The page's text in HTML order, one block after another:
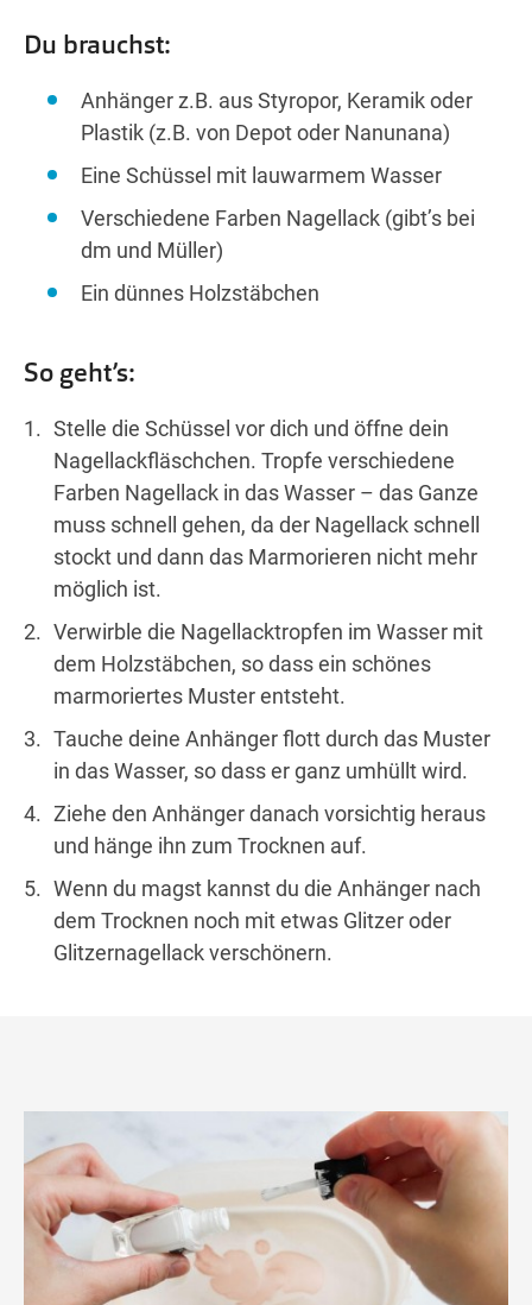
Du brauchst:
Anhänger z.B. aus Styropor, Keramik oder
Plastik (z.B. von Depot oder Nanunana)
Eine Schüssel mit lauwarmem Wasser
Verschiedene Farben Nagellack (gibt’s bei
dm und Müller)
Ein dünnes Holzstäbchen
So geht’s:
Stelle die Schüssel vor dich und öffne dein
Nagellackfläschchen. Tropfe verschiedene
Farben Nagellack in das Wasser – das Ganze
muss schnell gehen, da der Nagellack schnell
stockt und dann das Marmorieren nicht mehr
möglich ist.
Verwirble die Nagellacktropfen im Wasser mit
dem Holzstäbchen, so dass ein schönes
marmoriertes Muster entsteht.
Tauche deine Anhänger flott durch das Muster
in das Wasser, so dass er ganz umhüllt wird.
Ziehe den Anhänger danach vorsichtig heraus
und hänge ihn zum Trocknen auf.
Wenn du magst kannst du die Anhänger nach
dem Trocknen noch mit etwas Glitzer oder
Glitzernagellack verschönern.